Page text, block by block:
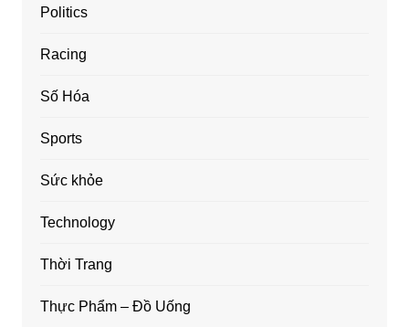
Politics
Racing
Số Hóa
Sports
Sức khỏe
Technology
Thời Trang
Thực Phẩm – Đồ Uống